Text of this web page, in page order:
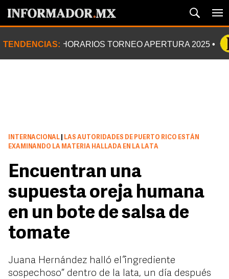
TENDENCIAS: HORARIOS TORNEO APERTURA 2025
INTERNACIONAL
LAS AUTORIDADES DE PUERTO RICO ESTÁN
EXAMINANDO LA MATERIA HALLADA EN LA LATA
Encuentran una
supuesta oreja humana
en un bote de salsa de
tomate
Juana Hernández halló el “ingrediente
sospechoso” dentro de la lata, un día después